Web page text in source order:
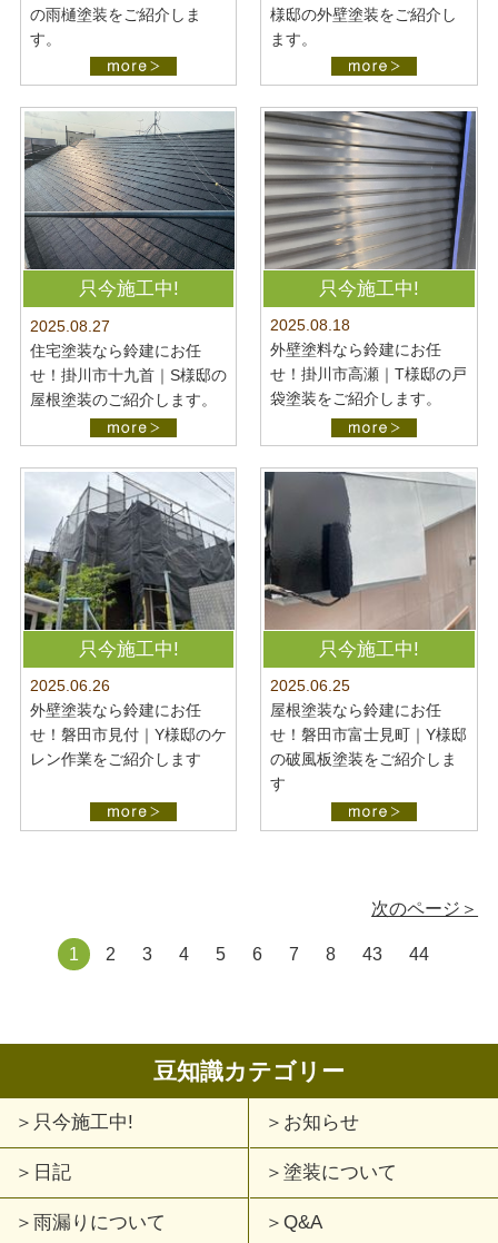
の雨樋塗装をご紹介しま
す。
様邸の外壁塗装をご紹介し
ます。
只今施工中!
2025.08.27
住宅塗装なら鈴建にお任
せ！掛川市十九首｜S様邸の
屋根塗装のご紹介します。
只今施工中!
2025.08.18
外壁塗料なら鈴建にお任
せ！掛川市高瀬｜T様邸の戸
袋塗装をご紹介します。
只今施工中!
2025.06.26
外壁塗装なら鈴建にお任
せ！磐田市見付｜Y様邸のケ
レン作業をご紹介します
只今施工中!
2025.06.25
屋根塗装なら鈴建にお任
せ！磐田市富士見町｜Y様邸
の破風板塗装をご紹介しま
す
1 2 3 4 5 6 7 8 43 44
次のページ＞
豆知識カテゴリー
只今施工中! お知らせ
日記 塗装について
雨漏りについて Q&A